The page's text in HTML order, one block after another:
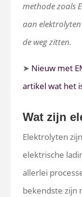
methode zoals
aan
de weg zitten.
➤ Nieuw met
artikel wat het
Wat zijn
Elektrolyten
elektrische
allerlei
bekendste zijn